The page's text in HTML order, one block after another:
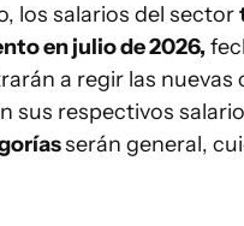
los salarios del sector
en julio de 2026,
a regir las nuevas
sus respectivos
serán general,